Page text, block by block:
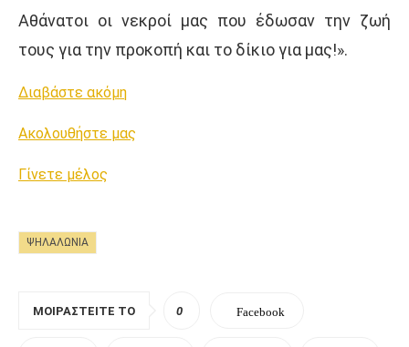
Αθάνατοι οι νεκροί μας που έδωσαν την ζωή
τους για την προκοπή και το δίκιο για μας!».
Διαβάστε ακόμη
Ακολουθήστε μας
Γίνετε μέλος
ΨΗΛΑΛΩΝΙΑ
ΜΟΙΡΑΣΤΕΊΤΕ ΤΟ 0 Facebook